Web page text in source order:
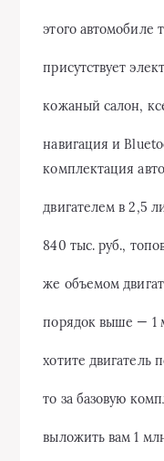
этого автомобиле
присутствует
кожаный салон,
навигация и
комплектация
двигателем в 2,5
840 тыс. руб.,
же объемом
порядок выше — 1
хотите двигатель
то за базовую
выложить вам 1